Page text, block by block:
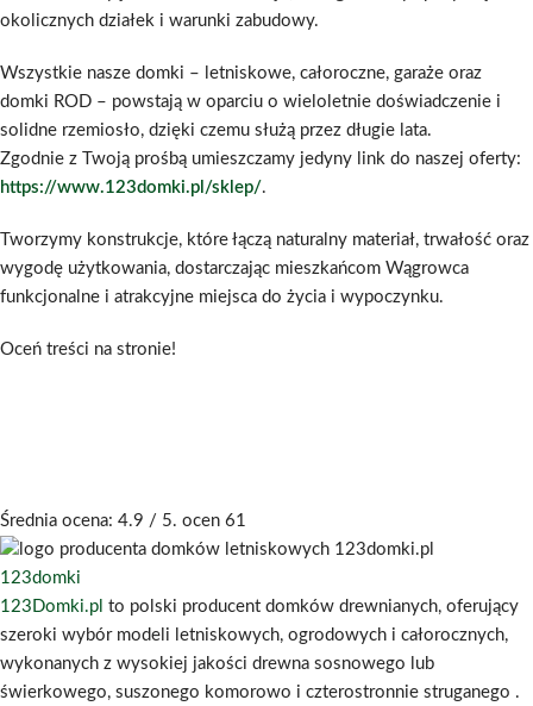
okolicznych działek i warunki zabudowy.
Wszystkie nasze domki – letniskowe, całoroczne, garaże oraz
domki ROD – powstają w oparciu o wieloletnie doświadczenie i
solidne rzemiosło, dzięki czemu służą przez długie lata.
Zgodnie z Twoją prośbą umieszczamy jedyny link do naszej oferty:
https://www.123domki.pl/sklep/.
Tworzymy konstrukcje, które łączą naturalny materiał, trwałość oraz
wygodę użytkowania, dostarczając mieszkańcom Wągrowca
funkcjonalne i atrakcyjne miejsca do życia i wypoczynku.
Oceń treści na stronie!
Średnia ocena: 4.9 / 5. ocen 61
123domki
123Domki.pl to polski producent domków drewnianych, oferujący
szeroki wybór modeli letniskowych, ogrodowych i całorocznych,
wykonanych z wysokiej jakości drewna sosnowego lub
świerkowego, suszonego komorowo i czterostronnie struganego .